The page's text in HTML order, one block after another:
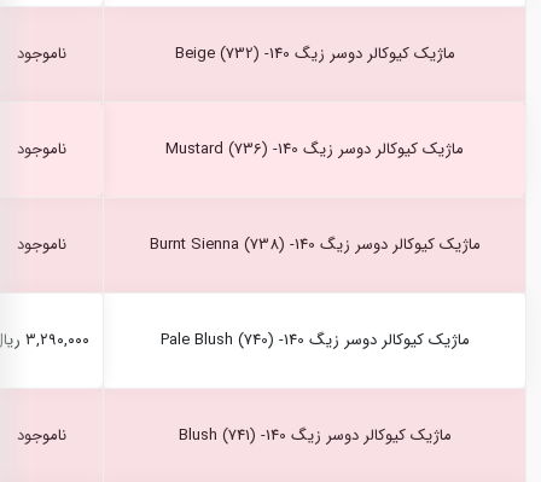
ماژیک کیوکالر دوسر زیگ Beige (732) -140 ناموجود
ماژیک کیوکالر دوسر زیگ Mustard (736) -140 ناموجود
ماژیک کیوکالر دوسر زیگ Burnt Sienna (738) -140 ناموجود
ماژیک کیوکالر دوسر زیگ Pale Blush (740) -140 ۳,۲۹۰,۰۰۰ ریال
ماژیک کیوکالر دوسر زیگ Blush (741) -140 ناموجود